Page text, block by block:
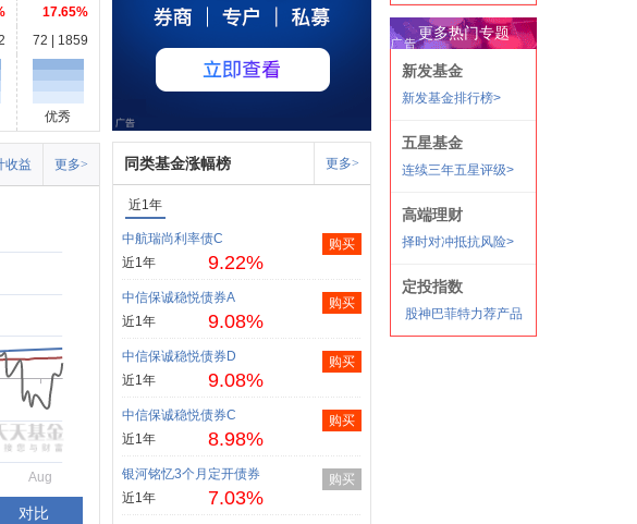
17.65%
72 | 1859
优秀
更多>
收益
Aug
对比
同类基金涨幅榜 更多>
近1年
中航瑞尚利率债C
近1年
9.22%
购买
中信保诚稳悦债券A
近1年
9.08%
购买
中信保诚稳悦债券D
近1年
9.08%
购买
中信保诚稳悦债券C
近1年
8.98%
购买
银河铭忆3个月定开债券
近1年
7.03%
购买